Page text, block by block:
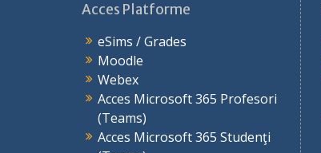
Acces Platforme
eSims / Grades
Moodle
Webex
Acces Microsoft 365 Profesori
(Teams)
Acces Microsoft 365 Studenţi